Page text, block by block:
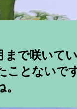
まで咲いて
ことないで